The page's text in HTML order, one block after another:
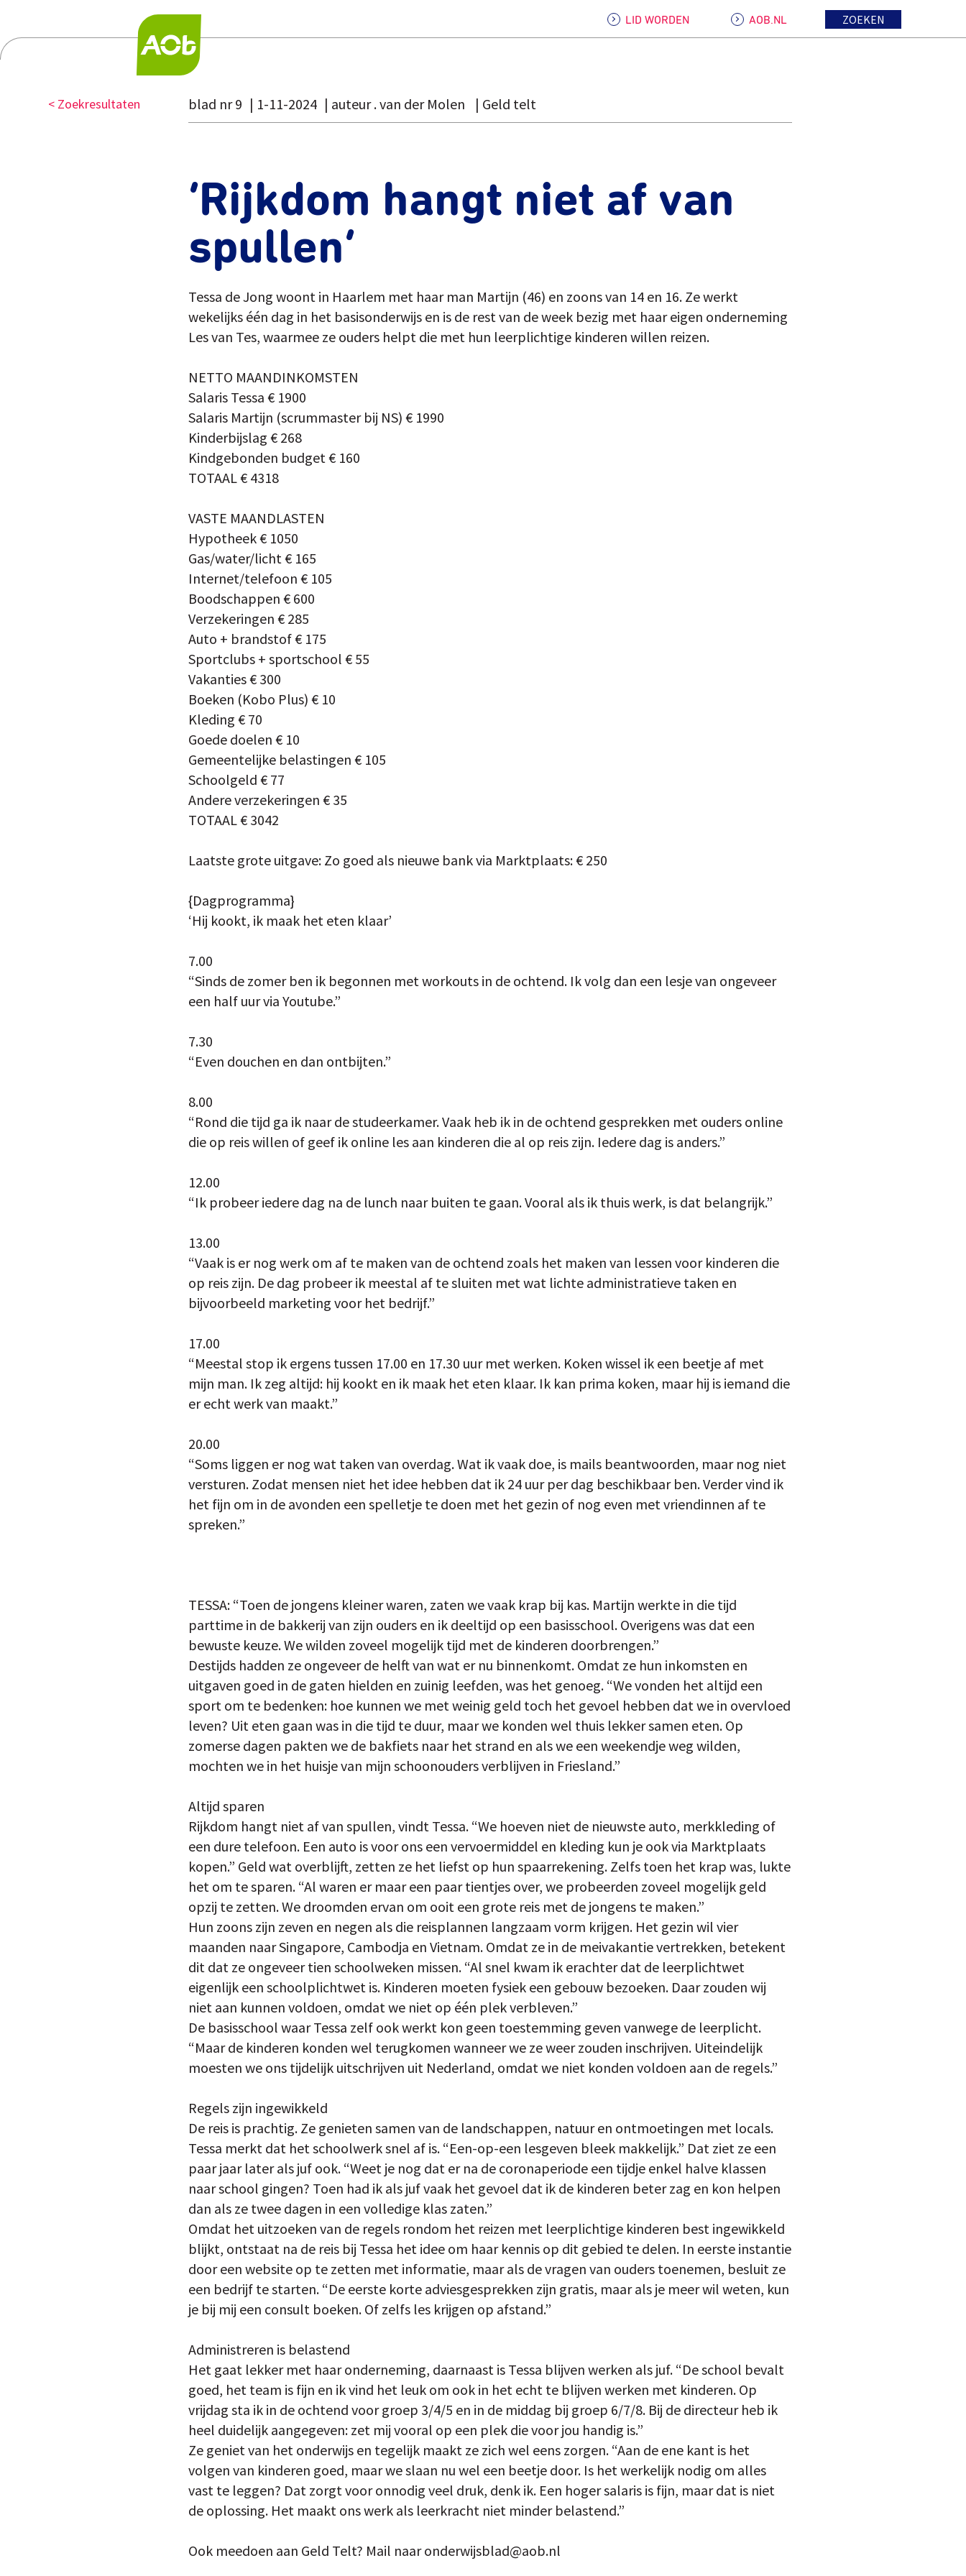
LID WORDEN AOB.NL ZOEKEN
< Zoekresultaten blad nr 9 1-11-2024 auteur . van der Molen Geld telt
‘Rijkdom hangt niet af van
spullen’
Tessa de Jong woont in Haarlem met haar man Martijn (46) en zoons van 14 en 16. Ze werkt
wekelijks één dag in het basisonderwijs en is de rest van de week bezig met haar eigen onderneming
Les van Tes, waarmee ze ouders helpt die met hun leerplichtige kinderen willen reizen.
NETTO MAANDINKOMSTEN
Salaris Tessa € 1900
Salaris Martijn (scrummaster bij NS) € 1990
Kinderbijslag € 268
Kindgebonden budget € 160
TOTAAL € 4318
VASTE MAANDLASTEN
Hypotheek € 1050
Gas/water/licht € 165
Internet/telefoon € 105
Boodschappen € 600
Verzekeringen € 285
Auto + brandstof € 175
Sportclubs + sportschool € 55
Vakanties € 300
Boeken (Kobo Plus) € 10
Kleding € 70
Goede doelen € 10
Gemeentelijke belastingen € 105
Schoolgeld € 77
Andere verzekeringen € 35
TOTAAL € 3042
Laatste grote uitgave: Zo goed als nieuwe bank via Marktplaats: € 250
{Dagprogramma}
‘Hij kookt, ik maak het eten klaar’
7.00
“Sinds de zomer ben ik begonnen met workouts in de ochtend. Ik volg dan een lesje van ongeveer
een half uur via Youtube.”
7.30
“Even douchen en dan ontbijten.”
8.00
“Rond die tijd ga ik naar de studeerkamer. Vaak heb ik in de ochtend gesprekken met ouders online
die op reis willen of geef ik online les aan kinderen die al op reis zijn. Iedere dag is anders.”
12.00
“Ik probeer iedere dag na de lunch naar buiten te gaan. Vooral als ik thuis werk, is dat belangrijk.”
13.00
“Vaak is er nog werk om af te maken van de ochtend zoals het maken van lessen voor kinderen die
op reis zijn. De dag probeer ik meestal af te sluiten met wat lichte administratieve taken en
bijvoorbeeld marketing voor het bedrijf.”
17.00
“Meestal stop ik ergens tussen 17.00 en 17.30 uur met werken. Koken wissel ik een beetje af met
mijn man. Ik zeg altijd: hij kookt en ik maak het eten klaar. Ik kan prima koken, maar hij is iemand die
er echt werk van maakt.”
20.00
“Soms liggen er nog wat taken van overdag. Wat ik vaak doe, is mails beantwoorden, maar nog niet
versturen. Zodat mensen niet het idee hebben dat ik 24 uur per dag beschikbaar ben. Verder vind ik
het fijn om in de avonden een spelletje te doen met het gezin of nog even met vriendinnen af te
spreken.”
TESSA: “Toen de jongens kleiner waren, zaten we vaak krap bij kas. Martijn werkte in die tijd
parttime in de bakkerij van zijn ouders en ik deeltijd op een basisschool. Overigens was dat een
bewuste keuze. We wilden zoveel mogelijk tijd met de kinderen doorbrengen.”
Destijds hadden ze ongeveer de helft van wat er nu binnenkomt. Omdat ze hun inkomsten en
uitgaven goed in de gaten hielden en zuinig leefden, was het genoeg. “We vonden het altijd een
sport om te bedenken: hoe kunnen we met weinig geld toch het gevoel hebben dat we in overvloed
leven? Uit eten gaan was in die tijd te duur, maar we konden wel thuis lekker samen eten. Op
zomerse dagen pakten we de bakfiets naar het strand en als we een weekendje weg wilden,
mochten we in het huisje van mijn schoonouders verblijven in Friesland.”
Altijd sparen
Rijkdom hangt niet af van spullen, vindt Tessa. “We hoeven niet de nieuwste auto, merkkleding of
een dure telefoon. Een auto is voor ons een vervoermiddel en kleding kun je ook via Marktplaats
kopen.” Geld wat overblijft, zetten ze het liefst op hun spaarrekening. Zelfs toen het krap was, lukte
het om te sparen. “Al waren er maar een paar tientjes over, we probeerden zoveel mogelijk geld
opzij te zetten. We droomden ervan om ooit een grote reis met de jongens te maken.”
Hun zoons zijn zeven en negen als die reisplannen langzaam vorm krijgen. Het gezin wil vier
maanden naar Singapore, Cambodja en Vietnam. Omdat ze in de meivakantie vertrekken, betekent
dit dat ze ongeveer tien schoolweken missen. “Al snel kwam ik erachter dat de leerplichtwet
eigenlijk een schoolplichtwet is. Kinderen moeten fysiek een gebouw bezoeken. Daar zouden wij
niet aan kunnen voldoen, omdat we niet op één plek verbleven.”
De basisschool waar Tessa zelf ook werkt kon geen toestemming geven vanwege de leerplicht.
“Maar de kinderen konden wel terugkomen wanneer we ze weer zouden inschrijven. Uiteindelijk
moesten we ons tijdelijk uitschrijven uit Nederland, omdat we niet konden voldoen aan de regels.”
Regels zijn ingewikkeld
De reis is prachtig. Ze genieten samen van de landschappen, natuur en ontmoetingen met locals.
Tessa merkt dat het schoolwerk snel af is. “Een-op-een lesgeven bleek makkelijk.” Dat ziet ze een
paar jaar later als juf ook. “Weet je nog dat er na de coronaperiode een tijdje enkel halve klassen
naar school gingen? Toen had ik als juf vaak het gevoel dat ik de kinderen beter zag en kon helpen
dan als ze twee dagen in een volledige klas zaten.”
Omdat het uitzoeken van de regels rondom het reizen met leerplichtige kinderen best ingewikkeld
blijkt, ontstaat na de reis bij Tessa het idee om haar kennis op dit gebied te delen. In eerste instantie
door een website op te zetten met informatie, maar als de vragen van ouders toenemen, besluit ze
een bedrijf te starten. “De eerste korte adviesgesprekken zijn gratis, maar als je meer wil weten, kun
je bij mij een consult boeken. Of zelfs les krijgen op afstand.”
Administreren is belastend
Het gaat lekker met haar onderneming, daarnaast is Tessa blijven werken als juf. “De school bevalt
goed, het team is fijn en ik vind het leuk om ook in het echt te blijven werken met kinderen. Op
vrijdag sta ik in de ochtend voor groep 3/4/5 en in de middag bij groep 6/7/8. Bij de directeur heb ik
heel duidelijk aangegeven: zet mij vooral op een plek die voor jou handig is.”
Ze geniet van het onderwijs en tegelijk maakt ze zich wel eens zorgen. “Aan de ene kant is het
volgen van kinderen goed, maar we slaan nu wel een beetje door. Is het werkelijk nodig om alles
vast te leggen? Dat zorgt voor onnodig veel druk, denk ik. Een hoger salaris is fijn, maar dat is niet
de oplossing. Het maakt ons werk als leerkracht niet minder belastend.”
Ook meedoen aan Geld Telt? Mail naar onderwijsblad@aob.nl